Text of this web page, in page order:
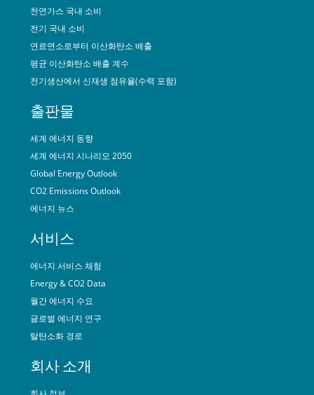
천연가스 국내 소비
전기 국내 소비
연료연소로부터 이산화탄소 배출
평균 이산화탄소 배출 계수
전기생산에서 신재생 점유율(수력 포함)
출판물
세계 에너지 동향
세계 에너지 시나리오 2050
Global Energy Outlook
CO2 Emissions Outlook
에너지 뉴스
서비스
에너지 서비스 체험
Energy & CO2 Data
월간 에너지 수요
글로벌 에너지 연구
탈탄소화 경로
회사 소개